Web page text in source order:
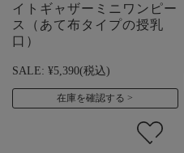
イトギャザーミニワンピー
ス（あて布タイプの授乳
口）
SALE: ¥5,390(税込)
在庫を確認する